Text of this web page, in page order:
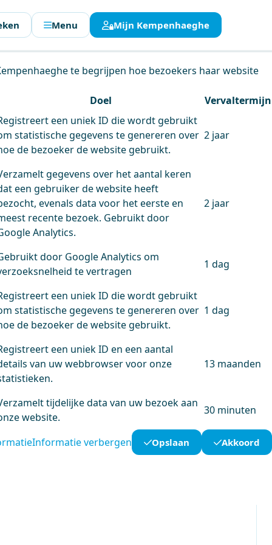
te begrijpen hoe bezoekers haar website
Doel
Vervaltermijn
een uniek ID die wordt gebruikt
statistische gegevens te genereren over
de bezoeker de website gebruikt.
2 jaar
gegevens over het aantal keren
een gebruiker de website heeft
evenals data voor het eerste en
recente bezoek. Gebruikt door
Analytics.
2 jaar
door Google Analytics om
te vertragen
1 dag
een uniek ID die wordt gebruikt
statistische gegevens te genereren over
de bezoeker de website gebruikt.
1 dag
een uniek ID en een aantal
van uw webbrowser voor onze
13 maanden
tijdelijke data van uw bezoek aan
website.
30 minuten
Informatie verbergen Opslaan Akkoord
Menu Mijn Kempenhaeghe